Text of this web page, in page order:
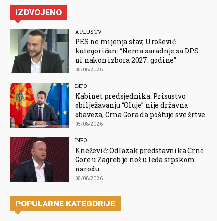
IZDVOJENO
A PLUS TV
PES ne mijenja stav, Urošević
kategoričan: “Nema saradnje sa DPS
ni nakon izbora 2027. godine”
05/08/2026
INFO
Kabinet predsjednika: Prisustvo
obilježavanju “Oluje” nije državna
obaveza, Crna Gora da poštuje sve žrtve
05/08/2026
INFO
Knežević: Odlazak predstavnika Crne
Gore u Zagreb je nož u leđa srpskom
narodu
05/08/2026
POPULARNE KATEGORIJE